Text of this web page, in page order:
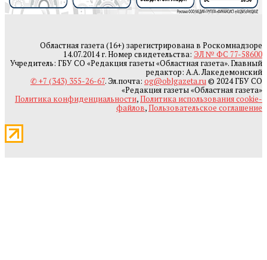
Областная газета (16+) зарегистрирована в Роскомнадзоре
14.07.2014 г. Номер свидетельства: ЭЛ № ФС 77-58600
Учредитель: ГБУ СО «Редакция газеты «Областная газета». Главный
редактор: А.А. Лакедемонский
✆ +7 (343) 355-26-67. Эл.почта: og@oblgazeta.ru© 2024 ГБУ СО
«Редакция газеты «Областная газета»
Политика конфиденциальности,Политика использования cookie-
файлов,Пользовательское соглашение